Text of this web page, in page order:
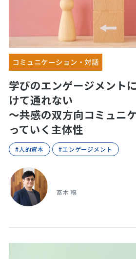
コミュニケーション・対話
学びのエンゲージメント
けて通れない
～共感の双方向コミュニ
っていく主体性
#人的資本 #エンゲージメント
髙木 穣